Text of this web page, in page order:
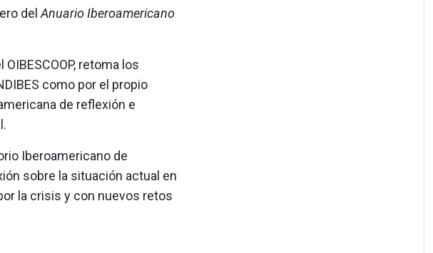
del Anuario Iberoamericano
retoma los
como por el propio
de reflexión e
Iberoamericano de
sobre la situación actual en
la crisis y con nuevos retos